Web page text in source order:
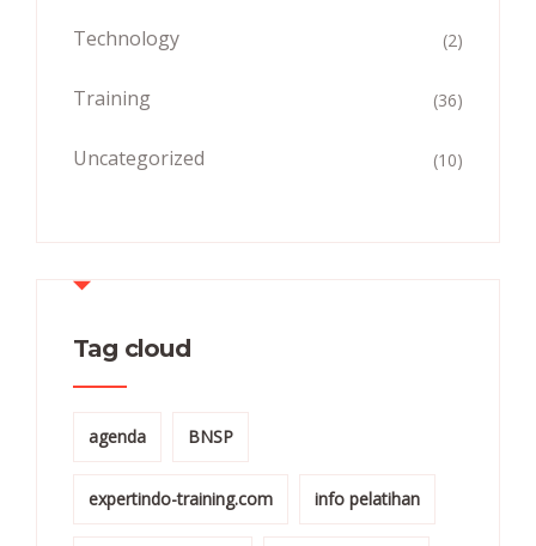
Technology (2)
Training (36)
Uncategorized (10)
Tag cloud
agenda BNSP
expertindo-training.com info pelatihan